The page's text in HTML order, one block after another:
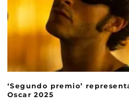
‘Segundo premio’
Oscar 2025